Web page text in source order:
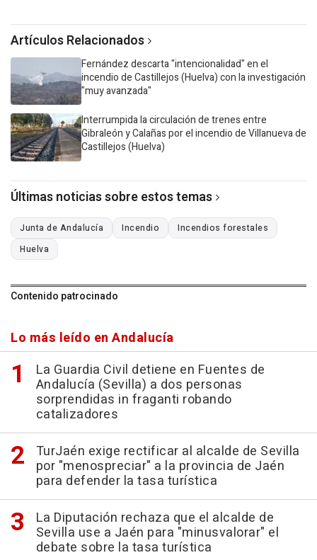
Artículos Relacionados
Fernández descarta "intencionalidad" en el
incendio de Castillejos (Huelva) con la investigación
"muy avanzada"
Interrumpida la circulación de trenes entre
Gibraleón y Calañas por el incendio de Villanueva de
Castillejos (Huelva)
Últimas noticias sobre estos temas
Junta de Andalucía Incendio
Incendios forestales
Huelva
Contenido patrocinado
Lo más leído en Andalucía
La Guardia Civil detiene en Fuentes de
Andalucía (Sevilla) a dos personas
sorprendidas in fraganti robando
catalizadores
TurJaén exige rectificar al alcalde de Sevilla
por "menospreciar" a la provincia de Jaén
para defender la tasa turística
La Diputación rechaza que el alcalde de
Sevilla use a Jaén para "minusvalorar" el
debate sobre la tasa turística